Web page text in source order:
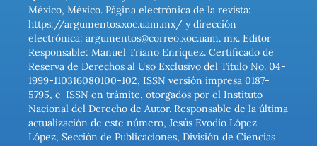
México, México. Página electrónica de la revista:
https://argumentos.xoc.uam.mx/ y dirección
electrónica: argumentos@correo.xoc.uam. mx. Editor
Responsable: Manuel Triano Enríquez. Certificado de
Reserva de Derechos al Uso Exclusivo del Título No. 04-
1999-110316080100-102, ISSN versión impresa 0187-
5795, e-ISSN en trámite, otorgados por el Instituto
Nacional del Derecho de Autor. Responsable de la última
actualización de este número, Jesús Evodio López
López, Sección de Publicaciones, División de Ciencias